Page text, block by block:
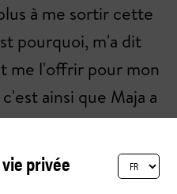
à me sortir cette
pourquoi, m'a dit
me l'offrir pour mon
ainsi que Maja a
mari. « Maja a
très peu flatteuse
monter et descendre
privée